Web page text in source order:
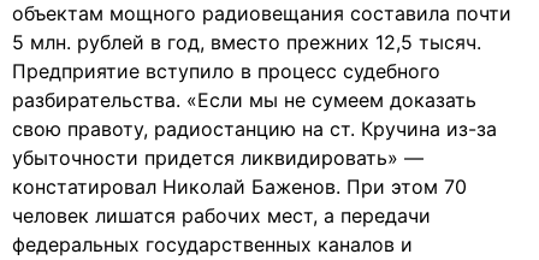
объектам мощного радиовещания составила почти
5 млн. рублей в год, вместо прежних 12,5 тысяч.
Предприятие вступило в процесс судебного
разбирательства. «Если мы не сумеем доказать
свою правоту, радиостанцию на ст. Кручина из-за
убыточности придется ликвидировать» —
констатировал Николай Баженов. При этом 70
человек лишатся рабочих мест, а передачи
федеральных государственных каналов и